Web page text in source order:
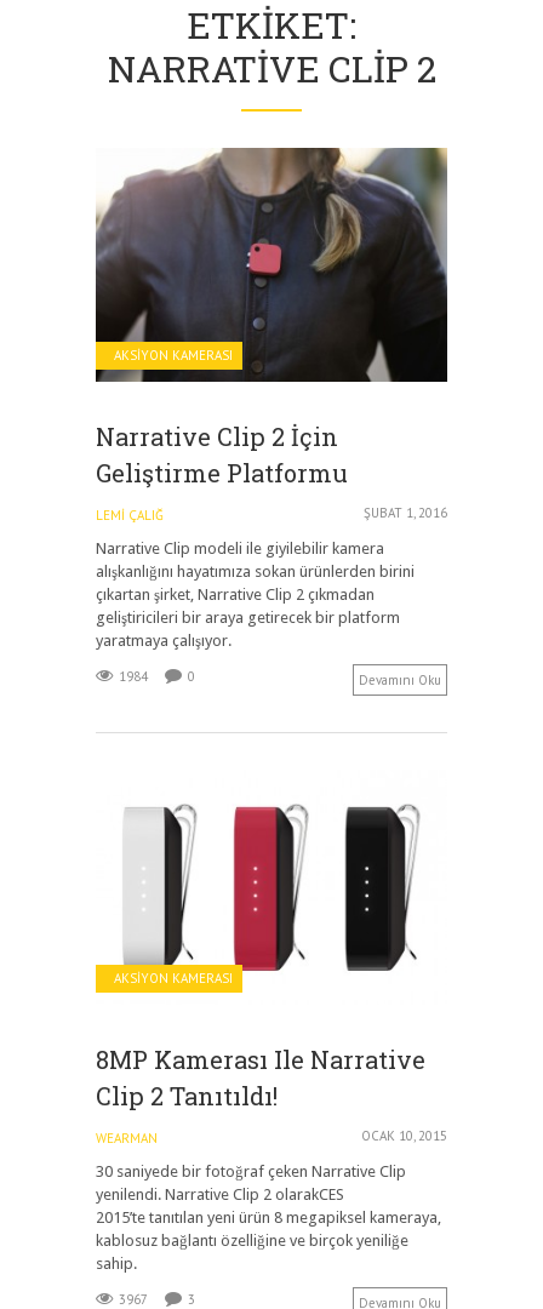
ETKIKET:
NARRATIVE CLIP 2
AKSIYON KAMERASI
Narrative Clip 2 İçin
Geliştirme Platformu
LEMI ÇALIĞ ŞUBAT 1, 2016
Narrative Clip modeli ile giyilebilir kamera
alışkanlığını hayatımıza sokan ürünlerden birini
çıkartan şirket, Narrative Clip 2 çıkmadan
geliştiricileri bir araya getirecek bir platform
yaratmaya çalışıyor.
1984 0 Devamını Oku
AKSIYON KAMERASI
8MP Kamerası Ile Narrative
Clip 2 Tanıtıldı!
WEARMAN OCAK 10, 2015
30 saniyede bir fotoğraf çeken Narrative Clip
yenilendi. Narrative Clip 2 olarakCES
2015’te tanıtılan yeni ürün 8 megapiksel kameraya,
kablosuz bağlantı özelliğine ve birçok yeniliğe
sahip.
3967 3 Devamını Oku